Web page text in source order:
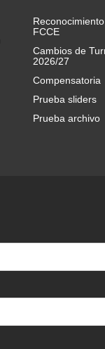
FCCE
Cambios de
2026/27
Compensatoria
Prueba sliders
Prueba archivo